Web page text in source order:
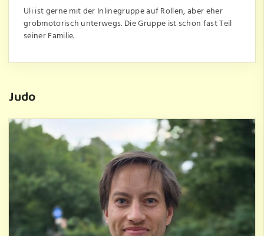
Uli ist gerne mit der Inlinegruppe auf Rollen, aber eher
grobmotorisch unterwegs. Die Gruppe ist schon fast Teil
seiner Familie.
Judo